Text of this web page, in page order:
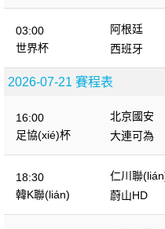
03:00
世界杯
阿根廷
西班牙
2026-07-21 賽程表
16:00
足協(xié)杯
北京國安
大連可為
18:30
韓K聯(lián)
仁川聯
蔚山HD